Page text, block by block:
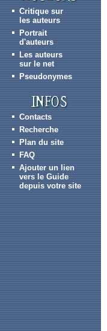
Critique sur
les auteurs
Portrait
d'auteurs
Les auteurs
sur le net
Pseudonymes
Contacts
Recherche
Plan du site
FAQ
Ajouter un lien
vers le Guide
depuis votre site